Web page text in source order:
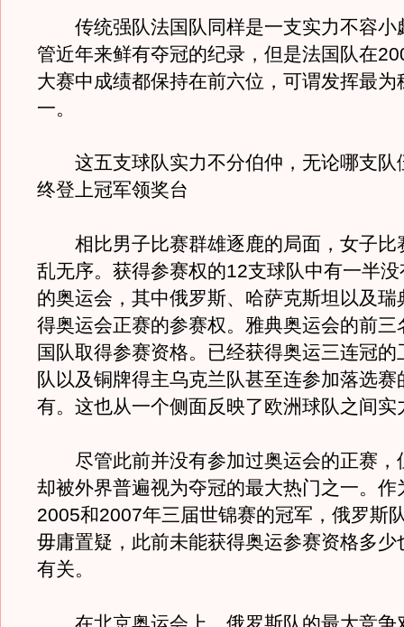
传统强队法国队同样是一支实力不容小
管近年来鲜有夺冠的纪录，但是法国队在
大赛中成绩都保持在前六位，可谓发挥最为
一。
这五支球队实力不分伯仲，无论哪支队
终登上冠军领奖台
相比男子比赛群雄逐鹿的局面，女子比
乱无序。获得参赛权的12支球队中有一半
的奥运会，其中俄罗斯、哈萨克斯坦以及瑞
得奥运会正赛的参赛权。雅典奥运会的前三
国队取得参赛资格。已经获得奥运三连冠的
队以及铜牌得主乌克兰队甚至连参加落选赛
有。这也从一个侧面反映了欧洲球队之间实
尽管此前并没有参加过奥运会的正赛，
却被外界普遍视为夺冠的最大热门之一。作
2005和2007年三届世锦赛的冠军，俄罗斯
毋庸置疑，此前未能获得奥运参赛资格多少
有关。